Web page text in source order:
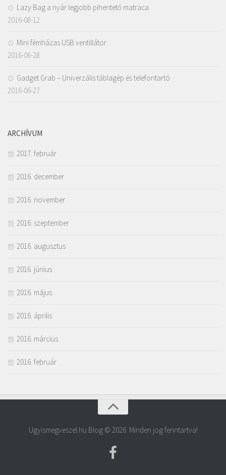
Lazy Bag a nyár legjobb pihentető matraca
2016-08-12
Mini fémházas USB ventillátor
2016-06-28
Gadget Grab – Univerzális táblagép és telefontartó
2016-06-27
ARCHÍVUM
2017. február
2016. december
2016. november
2016. szeptember
2016. augusztus
2016. június
2016. május
2016. április
2016. március
2016. február
Ugyismegveszel.hu Blog © 2026. Minden jog fenntartva!